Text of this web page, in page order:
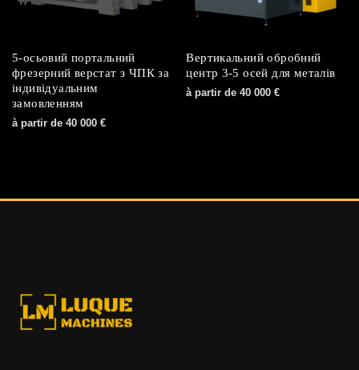
5-осьовий портальний
фрезерний верстат з ЧПК за
індивідуальним
замовленням
à partir de 40 000 €
Вертикальний обробний
центр 3-5 осей для металів
à partir de40 000€